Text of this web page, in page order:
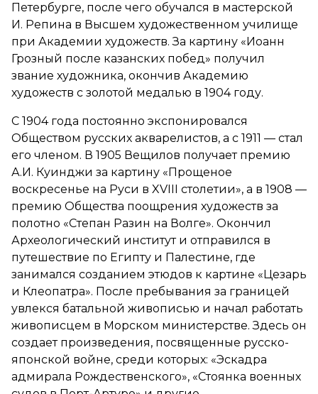
Петербурге, после чего обучался в мастерской
И. Репина в Высшем художественном училище
при Академии художеств. За картину «Иоанн
Грозный после казанских побед» получил
звание художника, окончив Академию
художеств с золотой медалью в 1904 году.
С 1904 года постоянно экспонировался
Обществом русских акварелистов, а с 1911 — стал
его членом. В 1905 Вещилов получает премию
А.И. Куинджи за картину «Прощеное
воскресенье на Руси в XVIII столетии», а в 1908 —
премию Общества поощрения художеств за
полотно «Степан Разин на Волге». Окончил
Археологический институт и отправился в
путешествие по Египту и Палестине, где
занимался созданием этюдов к картине «Цезарь
и Клеопатра». После пребывания за границей
увлекся батальной живописью и начал работать
живописцем в Морском министерстве. Здесь он
создает произведения, посвященные русско-
японской войне, среди которых: «Эскадра
адмирала Рождественского», «Стоянка военных